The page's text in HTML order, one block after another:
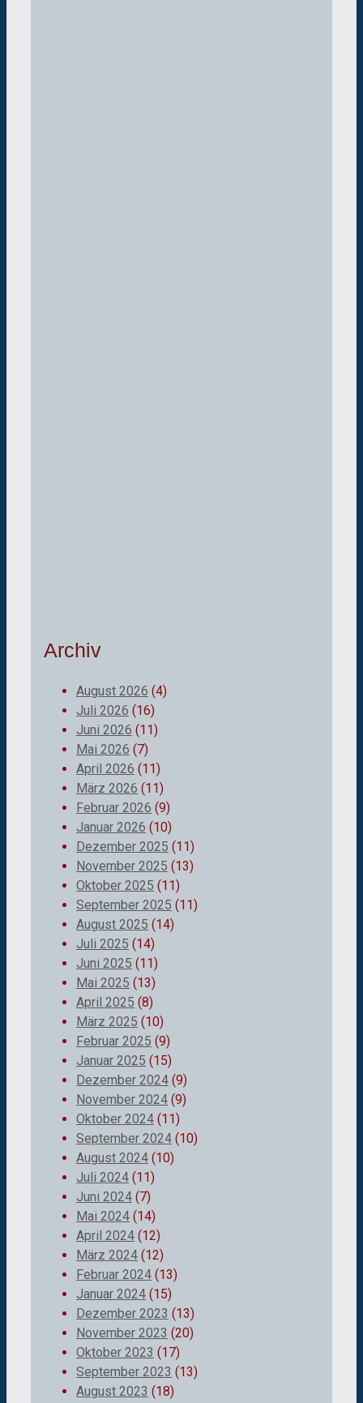
Archiv
August 2026 (4)
Juli 2026 (16)
Juni 2026 (11)
Mai 2026 (7)
April 2026 (11)
März 2026 (11)
Februar 2026 (9)
Januar 2026 (10)
Dezember 2025 (11)
November 2025 (13)
Oktober 2025 (11)
September 2025 (11)
August 2025 (14)
Juli 2025 (14)
Juni 2025 (11)
Mai 2025 (13)
April 2025 (8)
März 2025 (10)
Februar 2025 (9)
Januar 2025 (15)
Dezember 2024 (9)
November 2024 (9)
Oktober 2024 (11)
September 2024 (10)
August 2024 (10)
Juli 2024 (11)
Juni 2024 (7)
Mai 2024 (14)
April 2024 (12)
März 2024 (12)
Februar 2024 (13)
Januar 2024 (15)
Dezember 2023 (13)
November 2023 (20)
Oktober 2023 (17)
September 2023 (13)
August 2023 (18)